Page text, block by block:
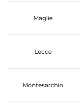
Maglie
Lecce
Montesarchio